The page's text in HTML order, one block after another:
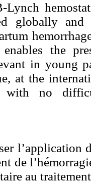
Lynch
globally
the
in young
at the
with no
l’application
de
au